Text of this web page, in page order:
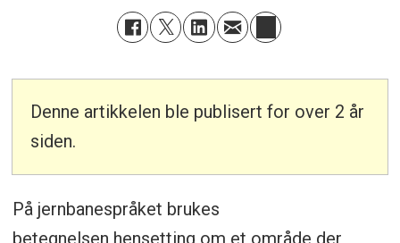
Denne artikkelen ble publisert for over 2 år
siden.
På jernbanespråket brukes
betegnelsen hensetting om et område der